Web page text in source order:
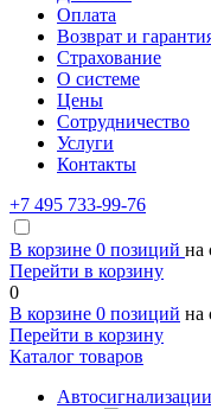
Оплата
Возврат и
Страхование
О системе
Цены
Сотрудничество
Услуги
Контакты
+7 495 733-99-76
В корзине 0 позиций на
Перейти в корзину
0
В корзине 0 позиций на
Перейти в корзину
Каталог товаров